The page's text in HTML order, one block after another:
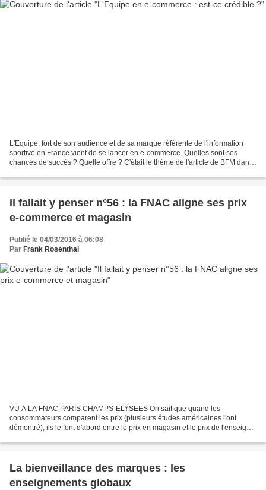
L'Equipe, fort de son audience et de sa marque référente de l'information
sportive en France vient de se lancer en e-commerce. Quelles sont ses
chances de succès ? Quelle offre ? C'était le thème de l'article de BFM dans
Il fallait y penser n°56 : la FNAC aligne ses prix
e-commerce et magasin
Publié le 04/03/2016 à 06:08
Par Frank Rosenthal
VU A LA FNAC PARIS CHAMPS-ELYSEES On sait que quand les
consommateurs comparent les prix (plusieurs études américaines l'ont
démontré), ils le font d'abord entre le prix en magasin et le prix de l'enseigne
La bienveillance des marques : les
enseignements globaux